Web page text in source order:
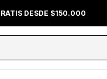
DESDE $150.000